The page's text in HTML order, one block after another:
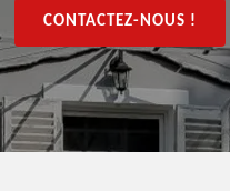
CONTACTEZ-NOUS !